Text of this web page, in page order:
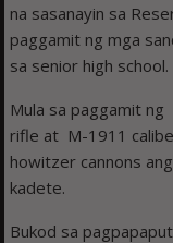
na sasanayin sa
paggamit ng mga
sa senior high school.
Mula sa paggamit
rifle at M-1911
howitzer cannons
kadete.
Bukod sa